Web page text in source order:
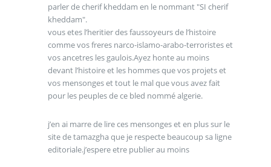
parler de cherif kheddam en le nommant "SI cherif
kheddam".
vous etes l’heritier des faussoyeurs de l’histoire
comme vos freres narco-islamo-arabo-terroristes et
vos ancetres les gaulois.Ayez honte au moins
devant l’histoire et les hommes que vos projets et
vos mensonges et tout le mal que vous avez fait
pour les peuples de ce bled nommé algerie.
j’en ai marre de lire ces mensonges et en plus sur le
site de tamazgha que je respecte beaucoup sa ligne
editoriale.j’espere etre publier au moins